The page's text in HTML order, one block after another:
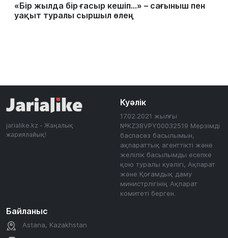
«Бір жылда бір ғасыр кешіп…» – сағыныш пен
уақыт туралы сыршыл өлең
jarialike.kz - Жаңалық
жариялайық!
Куәлік
17.02.2021 жылғы
№KZ38VPY00032519 Мерзімді
баспасөз басылымын,
ақпараттық агенттікті және
желілік басылымды есепке
қою туралы куәлігі, Ақпарат
және Қоғамдық даму
министрлігінің Ақпарат
комитеті берген.
Байланыс
Astana, Kazakhstan